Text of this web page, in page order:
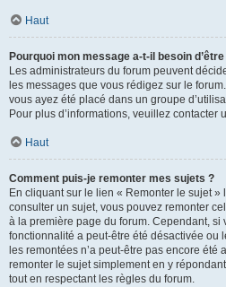
Haut
Pourquoi mon message a-t-il besoin
Les administrateurs du forum peuvent
les messages que vous rédigez sur le
vous ayez été placé dans un groupe
Pour plus d’informations, veuillez contacter
Haut
Comment puis-je remonter mes sujets ?
En cliquant sur le lien « Remonter le sujet »
consulter un sujet, vous pouvez remonter
à la première page du forum. Cependant, si
fonctionnalité a peut-être été désactivée ou
les remontées n’a peut-être pas encore été
remonter le sujet simplement en y
tout en respectant les règles du forum.